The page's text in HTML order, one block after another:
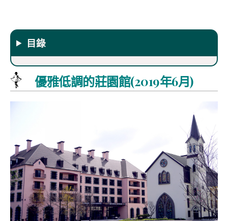
目錄
優雅低調的莊園館(2019年6月)